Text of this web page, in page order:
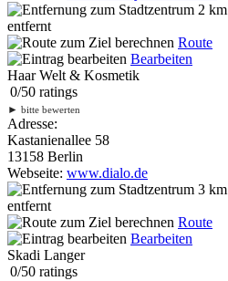
2 km
entfernt
Route
Bearbeiten
Haar Welt & Kosmetik
0/50 ratings
► bitte bewerten
Adresse:
Kastanienallee 58
13158 Berlin
Webseite: www.dialo.de
3 km
entfernt
Route
Bearbeiten
Skadi Langer
0/50 ratings